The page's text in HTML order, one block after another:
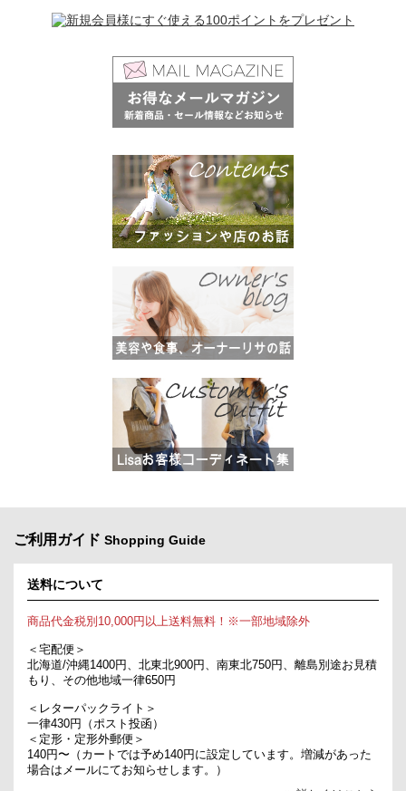
ご利用ガイド Shopping Guide
送料について
商品代金税別10,000円以上送料無料！※一部地域除外
＜宅配便＞
北海道/沖縄1400円、北東北900円、南東北750円、離島別途お見積
もり、その他地域一律650円
＜レターパックライト＞
一律430円（ポスト投函）
＜定形・定形外郵便＞
140円〜（カートでは予め140円に設定しています。増減があった
場合はメールにてお知らせします。）